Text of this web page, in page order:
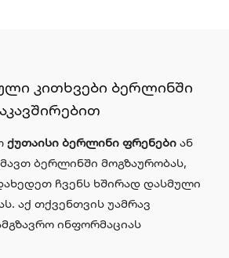
კითხვები ბერლინში
ქუთაისი ბერლინი ფრენები ან
ბერლინში მოგზაურობას,
ჩვენს ხშირად დასმული
აქ თქვენთვის უამრავ
ინფორმაციას